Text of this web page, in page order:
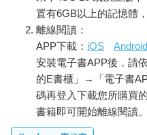
置有6GB以上的記憶體
離線閱讀：
APP下載： iOS
Android
安裝電子書APP後，請
的E書櫃」→「電子書
碼再登入下載您所購買
書籍即可開始離線閱讀。